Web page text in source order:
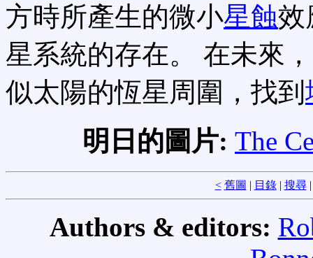
方時所產生的微小星蝕效
星系統的存在。 在未來
似太陽的恆星周圍，找到
明日的圖片: The
< 舊圖 | 目錄| 搜尋
Authors & editors: